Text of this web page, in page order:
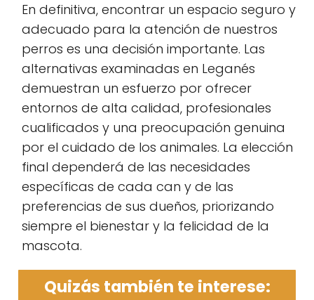
En definitiva, encontrar un espacio seguro y
adecuado para la atención de nuestros
perros es una decisión importante. Las
alternativas examinadas en Leganés
demuestran un esfuerzo por ofrecer
entornos de alta calidad, profesionales
cualificados y una preocupación genuina
por el cuidado de los animales. La elección
final dependerá de las necesidades
específicas de cada can y de las
preferencias de sus dueños, priorizando
siempre el bienestar y la felicidad de la
mascota.
Quizás también te interese: